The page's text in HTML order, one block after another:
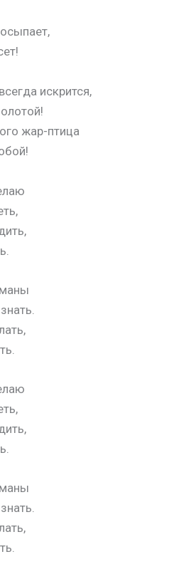
искрится,
жар-птица